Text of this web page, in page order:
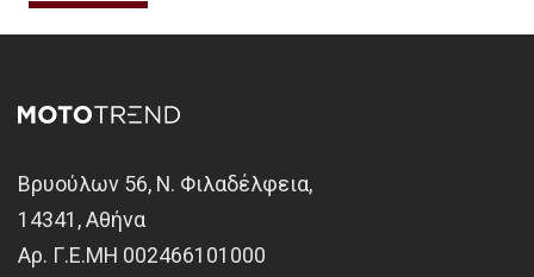
Βρυούλων 56, Ν. Φιλαδέλφεια,
14341, Αθήνα
Αρ. Γ.Ε.ΜΗ 002466101000